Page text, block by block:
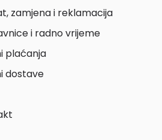
zamjena i reklamacija
i radno vrijeme
plaćanja
dostave